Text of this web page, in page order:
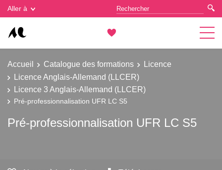
Aller à
Accueil Catalogue des formations
Licence
Licence Anglais-Allemand (LLCER)
Licence 3 Anglais-Allemand (LLCER)
Pré-professionnalisation UFR LC S5
Pré-professionnalisation UFR LC S5
Gestion des cookies